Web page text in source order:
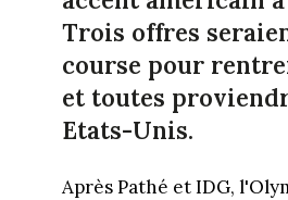
Trois offres
course pour
et toutes
Etats-Unis.
Après Pathé et IDG,